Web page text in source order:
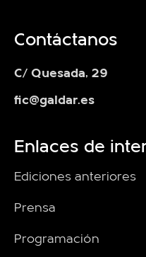
Contáctanos
C/ Quesada, 29
fic@galdar.es
Enlaces de
Ediciones anteriores
Prensa
Programación